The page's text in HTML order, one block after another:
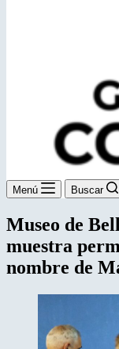
Menú Buscar
Museo de
muestra
nombre de